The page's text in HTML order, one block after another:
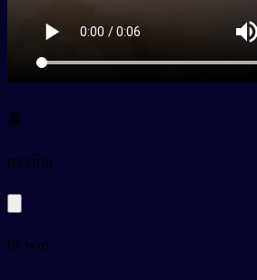
赢
pyyíng
to win